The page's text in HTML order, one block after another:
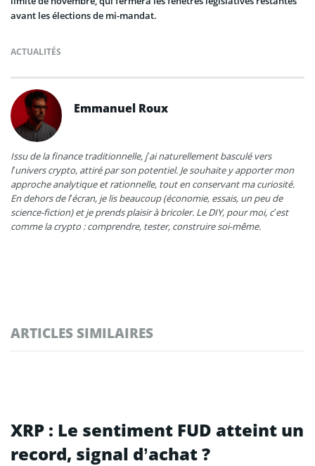
avant les élections de mi-mandat.
ACTUALITÉS
Emmanuel Roux
Issu de la finance traditionnelle, j’ai naturellement basculé vers
l’univers crypto, attiré par son potentiel. Je souhaite y apporter mon
approche analytique et rationnelle, tout en conservant ma curiosité.
En dehors de l’écran, je lis beaucoup (économie, essais, un peu de
science-fiction) et je prends plaisir à bricoler. Le DIY, pour moi, c’est
comme la crypto : comprendre, tester, construire soi-même.
ARTICLES SIMILAIRES
XRP : Le sentiment FUD atteint un
record, signal d’achat ?